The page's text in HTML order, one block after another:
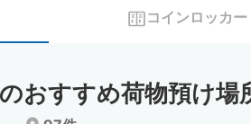
select
Press
the
select
the
コインロッカー
おすすめ荷物預け場